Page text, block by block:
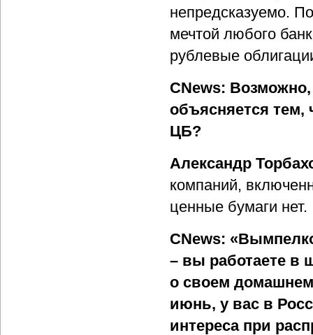
непредсказуемо.
мечтой любого
рублевые
CNews:
объясняется
ЦБ?
Александр
компаний,
ценные бумаги нет.
CNews:
– вы работаете в
о своем домашнем
июнь, у вас в
интереса при